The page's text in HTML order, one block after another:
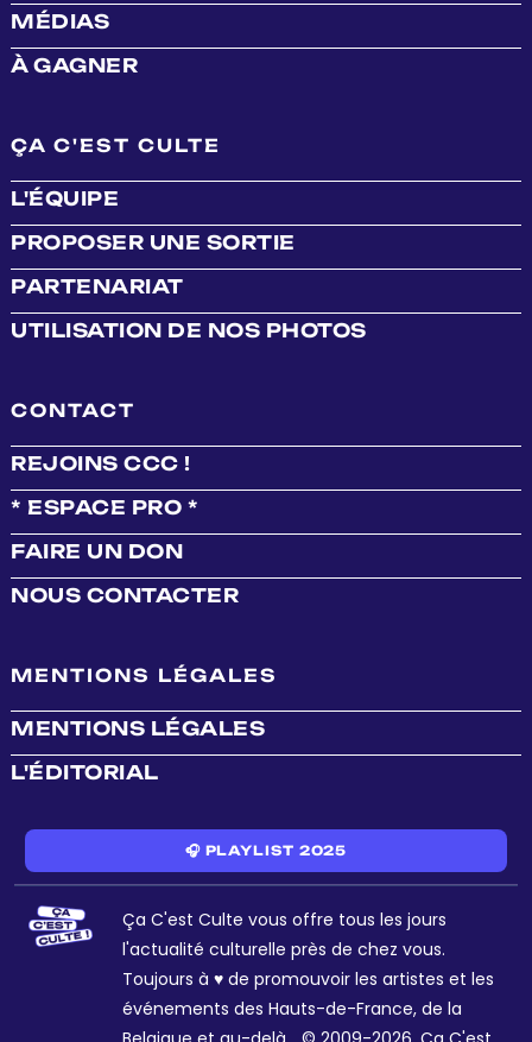
MÉDIAS
À GAGNER
ÇA C'EST CULTE
L'ÉQUIPE
PROPOSER UNE SORTIE
PARTENARIAT
UTILISATION DE NOS PHOTOS
CONTACT
REJOINS CCC !
* ESPACE PRO *
FAIRE UN DON
NOUS CONTACTER
MENTIONS LÉGALES
MENTIONS LÉGALES
L'ÉDITORIAL
🎧 PLAYLIST 2025
Ça C'est Culte vous offre tous les jours
l'actualité culturelle près de chez vous.
Toujours à ♥ de promouvoir les artistes et les
événements des Hauts-de-France, de la